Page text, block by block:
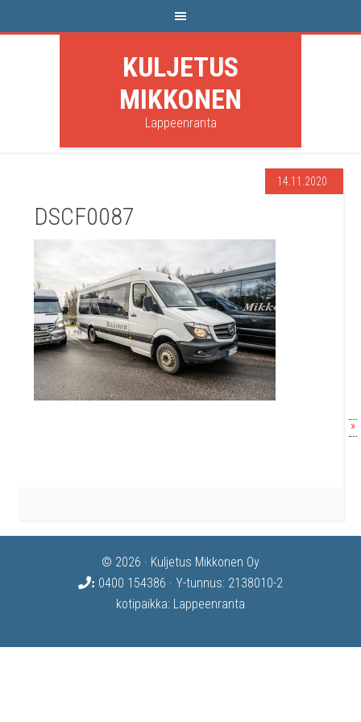
KULJETUS
MIKKONEN
Lappeenranta
14.11.2020
DSCF0087
© 2026 · Kuljetus Mikkonen Oy
: 0400 154386 · Y-tunnus: 2138010-2
kotipaikka: Lappeenranta
»